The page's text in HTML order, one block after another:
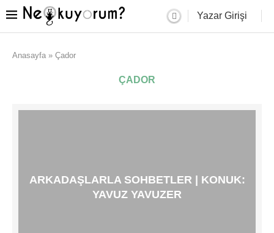
Yazar Girişi
Anasayfa » Çador
ÇADOR
ARKADAŞLARLA SOHBETLER | KONUK:
YAVUZ YAVUZER